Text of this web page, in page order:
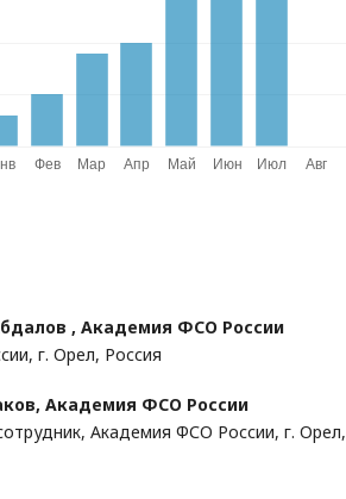
, Академия ФСО России
г. Орел, Россия
Академия ФСО России
Академия ФСО России, г. Орел,